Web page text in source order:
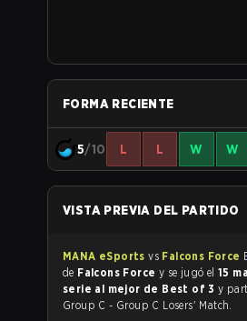
FORMA RECIENTE
5/10 L L W W
VISTA PREVIA DEL PARTIDO
MANA eSportsvs Falcons Force
de Falcons Force y se jugó el 15
serie al mejor de Best of 3y
Group C - Group C Losers' Match.